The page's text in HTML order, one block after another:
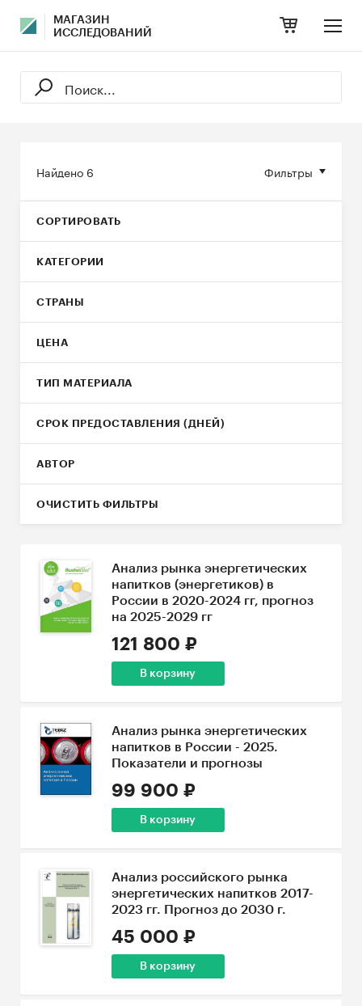
МАГАЗИН
ИССЛЕДОВАНИЙ
Фильтры
Найдено 6
СОРТИРОВАТЬ
КАТЕГОРИИ
СТРАНЫ
ЦЕНА
ТИП МАТЕРИАЛА
СРОК ПРЕДОСТАВЛЕНИЯ (ДНЕЙ)
АВТОР
ОЧИСТИТЬ ФИЛЬТРЫ
Анализ рынка энергетических
напитков (энергетиков) в
России в 2020-2024 гг, прогноз
на 2025-2029 гг
121 800 ₽
В корзину
Анализ рынка энергетических
напитков в России - 2025.
Показатели и прогнозы
99 900 ₽
В корзину
Анализ российского рынка
энергетических напитков 2017-
2023 гг. Прогноз до 2030 г.
45 000 ₽
В корзину